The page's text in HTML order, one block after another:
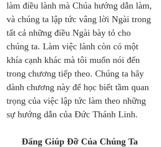
làm điều lành mà Chúa hướng dẫn làm,
và chúng ta lập tức vâng lời Ngài trong
tất cả những điều Ngài bày tỏ cho
chúng ta. Làm việc lành còn có một
khía cạnh khác mà tôi muốn nói đến
trong chương tiếp theo. Chúng ta hãy
dành chương này để học biết tầm quan
trọng của việc lập tức làm theo những
sự hướng dẫn của Đức Thánh Linh.
Đấng Giúp Đỡ Của Chúng Ta